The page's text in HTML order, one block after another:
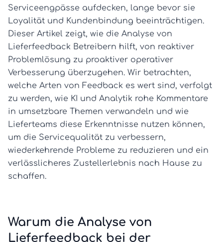
Serviceengpässe aufdecken, lange bevor sie
Loyalität und Kundenbindung beeinträchtigen.
Dieser Artikel zeigt, wie die Analyse von
Lieferfeedback Betreibern hilft, von reaktiver
Problemlösung zu proaktiver operativer
Verbesserung überzugehen. Wir betrachten,
welche Arten von Feedback es wert sind, verfolgt
zu werden, wie KI und Analytik rohe Kommentare
in umsetzbare Themen verwandeln und wie
Lieferteams diese Erkenntnisse nutzen können,
um die Servicequalität zu verbessern,
wiederkehrende Probleme zu reduzieren und ein
verlässlicheres Zustellerlebnis nach Hause zu
schaffen.
Warum die Analyse von
Lieferfeedback bei der